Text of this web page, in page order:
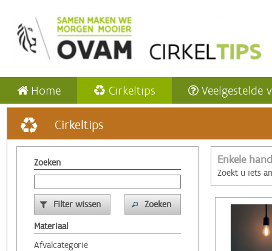
Home Cirkeltips Veelgestelde
Cirkeltips
Zoeken
Filter wissen
Zoeken
Materiaal
Afvalcategorie
Enkele
Zoekt u iets